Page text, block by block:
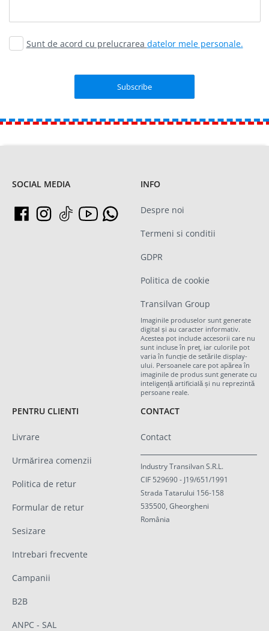
Sunt de acord cu prelucrarea datelor mele personale.
SOCIAL MEDIA INFO
Despre noi
Termeni si conditii
GDPR
Politica de cookie
Transilvan Group
Imaginile produselor sunt generate
digital și au caracter informativ.
Acestea pot include accesorii care nu
sunt incluse în preț, iar culorile pot
varia în funcție de setările display-
ului. Persoanele care pot apărea în
imaginile de produs sunt generate cu
inteligență artificială și nu reprezintă
persoane reale.
PENTRU CLIENTI
Livrare
Urmărirea comenzii
Politica de retur
Formular de retur
Sesizare
Intrebari frecvente
Campanii
B2B
ANPC - SAL
CONTACT
Contact
Industry Transilvan S.R.L.
CIF 529690 - J19/651/1991
Strada Tatarului 156-158
535500, Gheorgheni
România